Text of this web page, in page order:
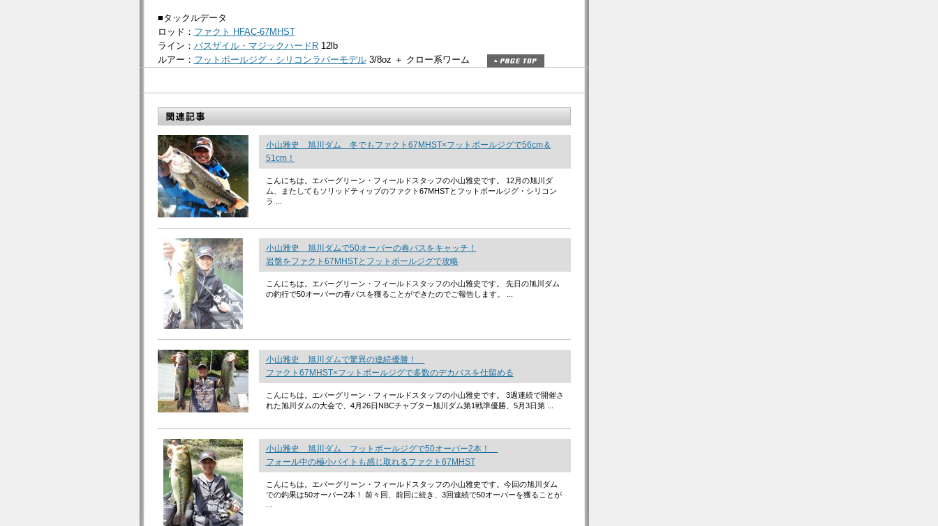
■タックルデータ
ロッド： ファクト HFAC-67MHST
ライン： バスザイル・マジックハードR12lb
ルアー： フットボールジグ・シリコンラバーモデル3/8oz ＋ クロー系ワーム
小山雅史 旭川ダム 冬でもファクト67MHST×フットボールジグで56cm＆
51cm！
こんにちは。エバーグリーン・フィールドスタッフの小山雅史です。 12月の旭川ダ
ム、またしてもソリッドティップのファクト67MHSTとフットボールジグ・シリコン
ラ ...
小山雅史 旭川ダムで50オーバーの春バスをキャッチ！
岩盤をファクト67MHSTとフットボールジグで攻略
こんにちは。エバーグリーン・フィールドスタッフの小山雅史です。 先日の旭川ダム
の釣行で50オーバーの春バスを獲ることができたのでご報告します。 ...
小山雅史 旭川ダムで驚異の連続優勝！
ファクト67MHST×フットボールジグで多数のデカバスを仕留める
こんにちは。エバーグリーン・フィールドスタッフの小山雅史です。 3週連続で開催さ
れた旭川ダムの大会で、4月26日NBCチャプター旭川ダム第1戦準優勝、5月3日第 ...
小山雅史 旭川ダム フットボールジグで50オーバー2本！
フォール中の極小バイトも感じ取れるファクト67MHST
こんにちは。エバーグリーン・フィールドスタッフの小山雅史です。今回の旭川ダム
での釣果は50オーバー2本！ 前々回、前回に続き、3回連続で50オーバーを獲ることが